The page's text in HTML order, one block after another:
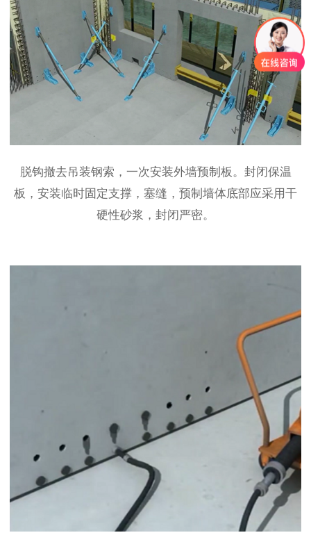
脱钩撤去吊装钢索，一次安装外墙预制板。封闭保温
板，安装临时固定支撑，塞缝，预制墙体底部应采用干
硬性砂浆，封闭严密。